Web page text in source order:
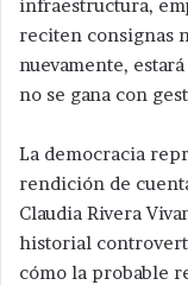
infraestructura,
reciten consignas
nuevamente,
no se gana con
La democracia
rendición de
Claudia Rivera
historial
cómo la probable